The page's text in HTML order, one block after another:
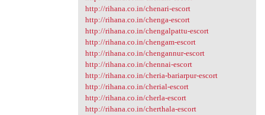
http://rihana.co.in/chenari-escort
http://rihana.co.in/chenga-escort
http://rihana.co.in/chengalpattu-escort
http://rihana.co.in/chengam-escort
http://rihana.co.in/chengannur-escort
http://rihana.co.in/chennai-escort
http://rihana.co.in/cheria-bariarpur-escort
http://rihana.co.in/cherial-escort
http://rihana.co.in/cherla-escort
http://rihana.co.in/cherthala-escort